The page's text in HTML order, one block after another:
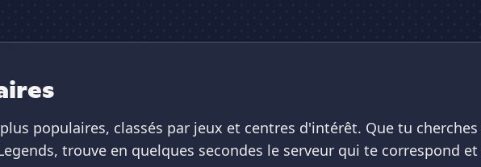
populaires, classés par jeux et centres d'intérêt. Que tu
trouve en quelques secondes le serveur qui te correspond